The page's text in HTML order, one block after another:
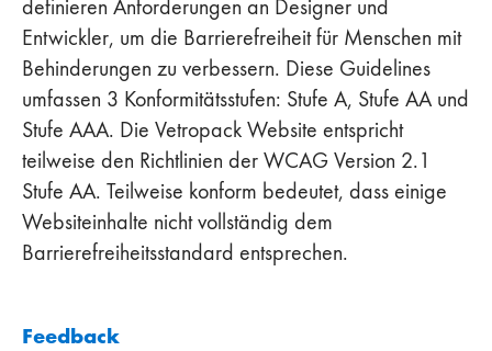
definieren Anforderungen an Designer und
Entwickler, um die Barrierefreiheit für Menschen mit
Behinderungen zu verbessern. Diese Guidelines
umfassen 3 Konformitätsstufen: Stufe A, Stufe AA und
Stufe AAA. Die Vetropack Website entspricht
teilweise den Richtlinien der WCAG Version 2.1
Stufe AA. Teilweise konform bedeutet, dass einige
Websiteinhalte nicht vollständig dem
Barrierefreiheitsstandard entsprechen.
Feedback